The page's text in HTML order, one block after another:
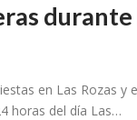
durante
en Las Rozas y
horas del día Las…